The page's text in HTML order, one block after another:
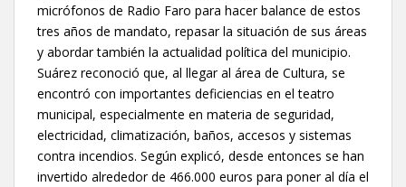
micrófonos de Radio Faro para hacer balance de estos
tres años de mandato, repasar la situación de sus áreas
y abordar también la actualidad política del municipio.
Suárez reconoció que, al llegar al área de Cultura, se
encontró con importantes deficiencias en el teatro
municipal, especialmente en materia de seguridad,
electricidad, climatización, baños, accesos y sistemas
contra incendios. Según explicó, desde entonces se han
invertido alrededor de 466.000 euros para poner al día el